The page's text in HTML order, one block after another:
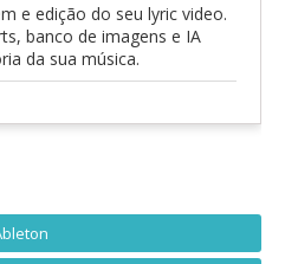
e edição do seu lyric video.
banco de imagens e IA
da sua música.